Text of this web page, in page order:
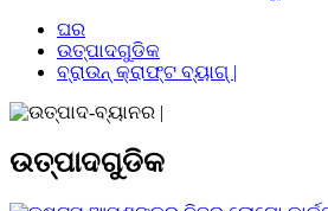
ଘର
ଉତ୍ପାଦଗୁଡିକ
ବ୍ରାଉନ୍ କ୍ରାଫ୍ଟ ବ୍ୟାଗ୍ |
ଉତ୍ପାଦଗୁଡିକ